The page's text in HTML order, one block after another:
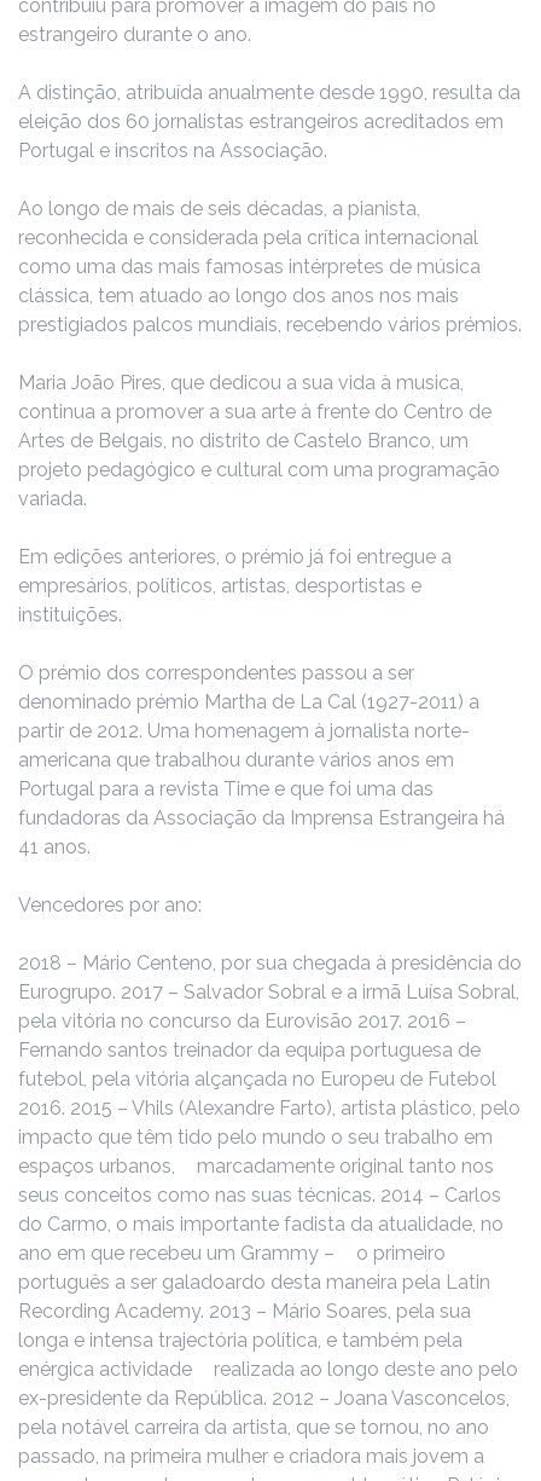
contribuiu para promover a imagem do país no
estrangeiro durante o ano.
A distinção, atribuída anualmente desde 1990, resulta da
eleição dos 60 jornalistas estrangeiros acreditados em
Portugal e inscritos na Associação.
Ao longo de mais de seis décadas, a pianista,
reconhecida e considerada pela crítica internacional
como uma das mais famosas intérpretes de música
clássica, tem atuado ao longo dos anos nos mais
prestigiados palcos mundiais, recebendo vários prémios.
Maria João Pires, que dedicou a sua vida à musica,
continua a promover a sua arte à frente do Centro de
Artes de Belgais, no distrito de Castelo Branco, um
projeto pedagógico e cultural com uma programação
variada.
Em edições anteriores, o prémio já foi entregue a
empresários, políticos, artistas, desportistas e
instituições.
O prémio dos correspondentes passou a ser
denominado prémio Martha de La Cal (1927-2011) a
partir de 2012. Uma homenagem à jornalista norte-
americana que trabalhou durante vários anos em
Portugal para a revista Time e que foi uma das
fundadoras da Associação da Imprensa Estrangeira há
41 anos.
Vencedores por ano:
2018 – Mário Centeno, por sua chegada à presidência do
Eurogrupo. 2017 – Salvador Sobral e a irmã Luísa Sobral,
pela vitória no concurso da Eurovisão 2017. 2016 –
Fernando santos treinador da equipa portuguesa de
futebol, pela vitória alçançada no Europeu de Futebol
2016. 2015 – Vhils (Alexandre Farto), artista plástico, pelo
impacto que têm tido pelo mundo o seu trabalho em
espaços urbanos, marcadamente original tanto nos
seus conceitos como nas suas técnicas. 2014 – Carlos
do Carmo, o mais importante fadista da atualidade, no
ano em que recebeu um Grammy – o primeiro
português a ser galadoardo desta maneira pela Latin
Recording Academy. 2013 – Mário Soares, pela sua
longa e intensa trajectória política, e também pela
enérgica actividade realizada ao longo deste ano pelo
ex-presidente da República. 2012 – Joana Vasconcelos,
pela notável carreira da artista, que se tornou, no ano
passado, na primeira mulher e criadora mais jovem a